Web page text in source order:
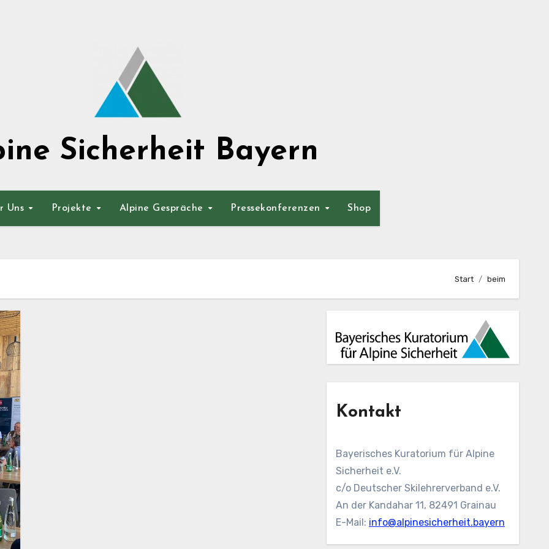
Sicherheit Bayern
Uns Projekte Alpine Gespräche Pressekonferenzen Shop
Start beim
Kontakt
Bayerisches Kuratorium für Alpine
Sicherheit e.V.
c/o Deutscher Skilehrerverband e.V.
An der Kandahar 11, 82491 Grainau
E-Mail: info@alpinesicherheit.bayern